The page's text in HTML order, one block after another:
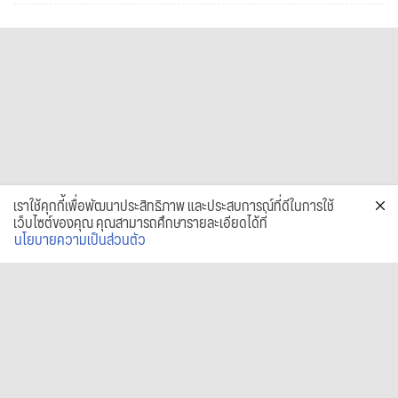
เราใช้คุกกี้เพื่อพัฒนาประสิทธิภาพ และประสบการณ์ที่ดีในการใช้
เว็บไซต์ของคุณ คุณสามารถศึกษารายละเอียดได้ที่
นโยบายความเป็นส่วนตัว